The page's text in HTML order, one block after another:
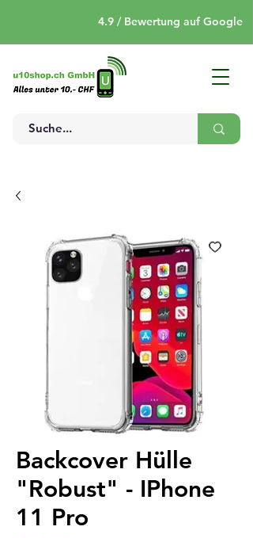
4.9 / Bewertung auf Google
Backcover Hülle
"Robust" - IPhone
11 Pro